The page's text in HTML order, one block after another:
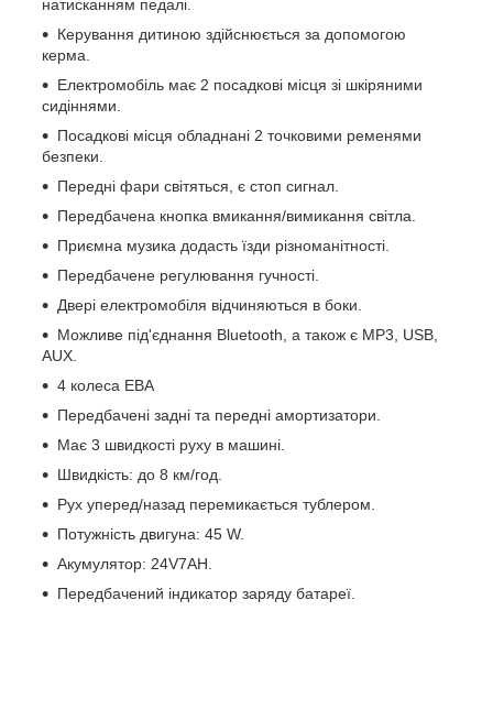
натисканням педалі.
Керування дитиною здійснюється за допомогою
керма.
Електромобіль має 2 посадкові місця зі шкіряними
сидіннями.
Посадкові місця обладнані 2 точковими ременями
безпеки.
Передні фари світяться, є стоп сигнал.
Передбачена кнопка вмикання/вимикання світла.
Приємна музика додасть їзди різноманітності.
Передбачене регулювання гучності.
Двері електромобіля відчиняються в боки.
Можливе під'єднання Bluetooth, а також є MP3, USB,
AUX.
4 колеса ЕВА
Передбачені задні та передні амортизатори.
Має 3 швидкості руху в машині.
Швидкість: до 8 км/год.
Рух уперед/назад перемикається тублером.
Потужність двигуна: 45 W.
Акумулятор: 24V7AH.
Передбачений індикатор заряду батареї.